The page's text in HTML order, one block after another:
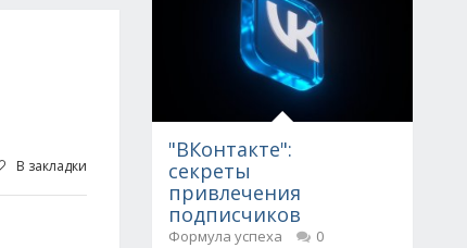
В закладки
"ВКонтакте":
секреты
привлечения
подписчиков
Формула успеха
0